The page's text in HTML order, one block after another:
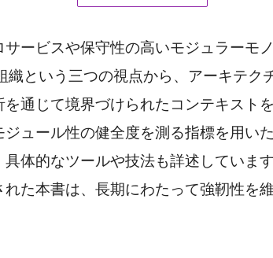
ービスや保守性の高いモジュラーモ
という三つの視点から、アーキテ
通じて境界づけられたコンテキスト
ュール性の健全度を測る指標を用い
体的なツールや技法も詳述していま
た本書は、長期にわたって強靭性を